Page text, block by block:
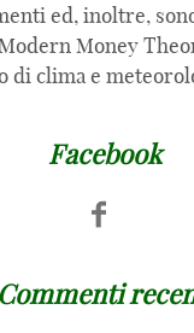
ed, inoltre,
Money
di clima e
Facebook
Commenti